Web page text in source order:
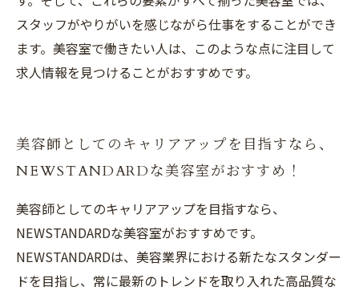
スタッフがやりがいを感じながら仕事をすることができ
ます。美容室で働きたい人は、このような点に注目して
求人情報を見つけることがおすすめです。
美容師としてのキャリアアップを目指すなら、
NEWSTANDARDな美容室がおすすめ！
美容師としてのキャリアアップを目指すなら、
NEWSTANDARDな美容室がおすすめです。
NEWSTANDARDは、美容業界における新たなスタンダー
ドを目指し、常に最新のトレンドを取り入れた高品質な